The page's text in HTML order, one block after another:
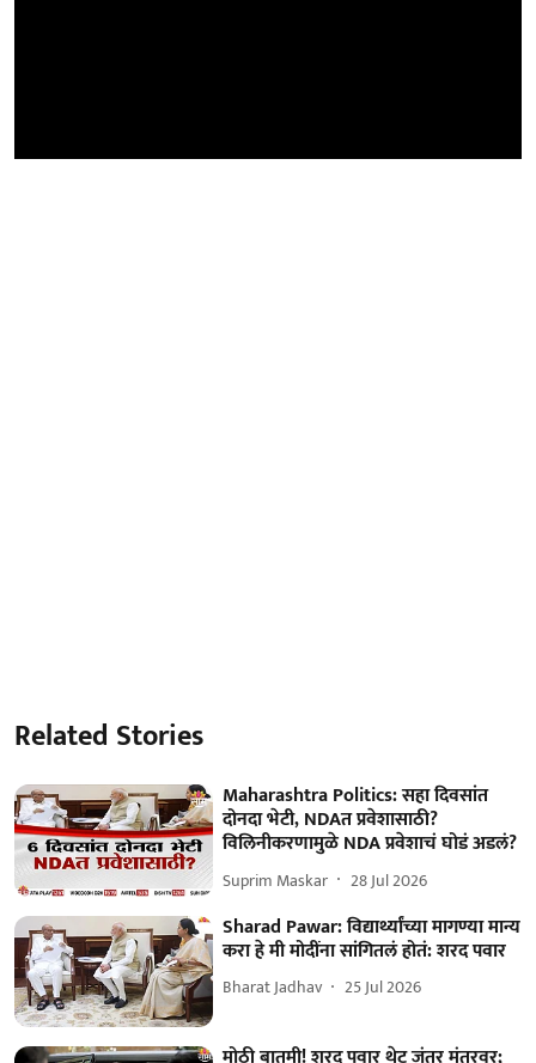
Related Stories
Maharashtra Politics: सहा दिवसांत
दोनदा भेटी, NDAत प्रवेशासाठी?
विलिनीकरणामुळे NDA प्रवेशाचं घोडं अडलं?
Suprim Maskar 28 Jul 2026
Sharad Pawar: विद्यार्थ्यांच्या मागण्या मान्य
करा हे मी मोदींना सांगितलं होतं: शरद पवार
Bharat Jadhav 25 Jul 2026